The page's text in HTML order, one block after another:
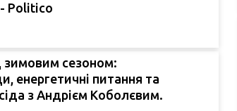
Politico
зимовим сезоном:
енергетичні питання та
з Андрієм Коболєвим.